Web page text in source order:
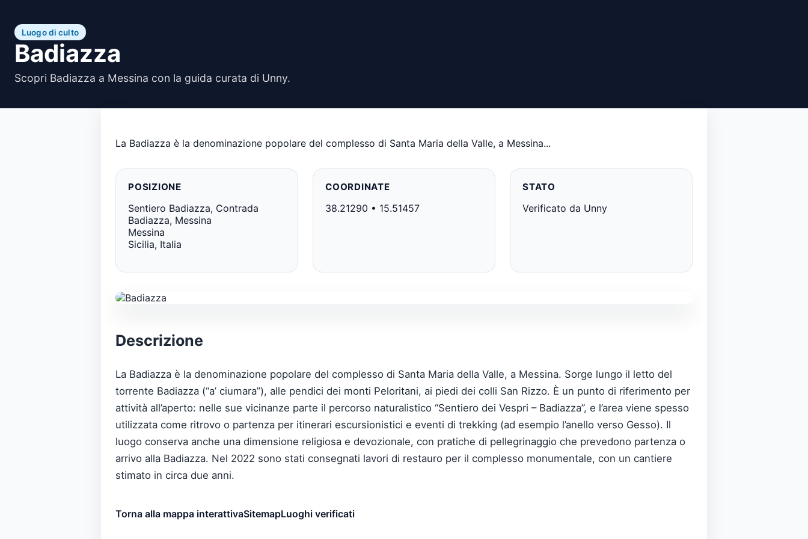
Luogo di culto
Badiazza
Scopri Badiazza a Messina con la guida curata di Unny.
La Badiazza è la denominazione popolare del complesso di Santa Maria della Valle, a Messina...
POSIZIONE
Sentiero Badiazza, Contrada
Badiazza, Messina
Messina
Sicilia, Italia
COORDINATE
38.21290 • 15.51457
STATO
Verificato da Unny
Descrizione
La Badiazza è la denominazione popolare del complesso di Santa Maria della Valle, a Messina. Sorge lungo il letto del
torrente Badiazza (“a’ ciumara”), alle pendici dei monti Peloritani, ai piedi dei colli San Rizzo. È un punto di riferimento per
attività all’aperto: nelle sue vicinanze parte il percorso naturalistico “Sentiero dei Vespri – Badiazza”, e l’area viene spesso
utilizzata come ritrovo o partenza per itinerari escursionistici e eventi di trekking (ad esempio l’anello verso Gesso). Il
luogo conserva anche una dimensione religiosa e devozionale, con pratiche di pellegrinaggio che prevedono partenza o
arrivo alla Badiazza. Nel 2022 sono stati consegnati lavori di restauro per il complesso monumentale, con un cantiere
stimato in circa due anni.
Torna alla mappa interattivaSitemapLuoghi verificati